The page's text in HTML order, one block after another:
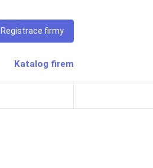
Registrace firmy
Katalog firem